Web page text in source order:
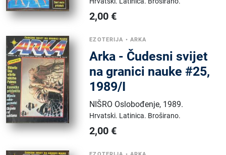
2,00 €
EZOTERIJA • ARKA
Arka - Čudesni svijet
na granici nauke #25,
1989/I
NIŠRO Oslobođenje, 1989.
Hrvatski. Latinica. Broširano.
2,00 €